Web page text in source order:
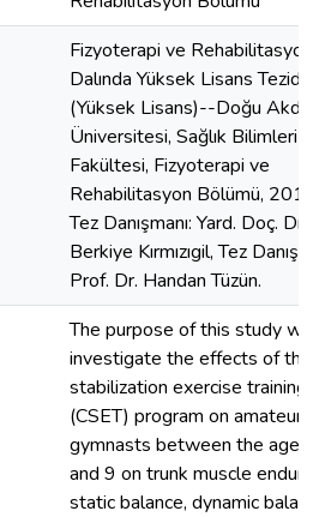
Fizyoterapi ve Rehabilitasyon
Dalında Yüksek Lisans
(Yüksek Lisans)--Doğu
Üniversitesi, Sağlık Bilimleri
Fakültesi, Fizyoterapi ve
Rehabilitasyon Bölümü,
Tez Danışmanı: Yard. Doç. Dr.
Berkiye Kırmızıgil, Tez
Prof. Dr. Handan Tüzün.
The purpose of this study
investigate the effects of
stabilization exercise training
(CSET) program on amateur
gymnasts between the
and 9 on trunk muscle
static balance, dynamic